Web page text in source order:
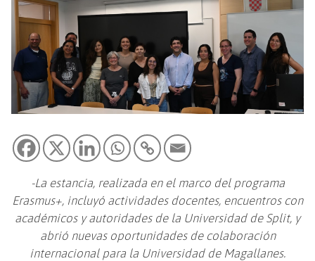
-La estancia, realizada en el marco del programa
Erasmus+, incluyó actividades docentes, encuentros con
académicos y autoridades de la Universidad de Split, y
abrió nuevas oportunidades de colaboración
internacional para la Universidad de Magallanes.